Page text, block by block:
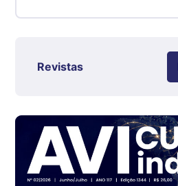
RS
Ovo Branco - Regional
Ovo Branco - Regional
Branco
R$ 144,99
Revistas